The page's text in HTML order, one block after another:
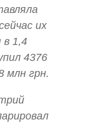
их
в 1,4
4376
млн грн.